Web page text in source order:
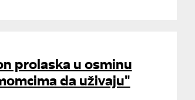
prolaska u osminu
da uživaju"